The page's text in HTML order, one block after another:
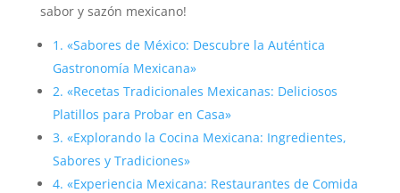
sabor y sazón mexicano!
1. «Sabores de México: Descubre la Auténtica
Gastronomía Mexicana»
2. «Recetas Tradicionales Mexicanas: Deliciosos
Platillos para Probar en Casa»
3. «Explorando la Cocina Mexicana: Ingredientes,
Sabores y Tradiciones»
4. «Experiencia Mexicana: Restaurantes de Comida